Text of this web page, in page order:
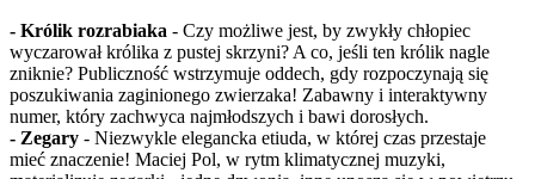
- Królik rozrabiaka - Czy możliwe jest, by zwykły chłopiec
wyczarował królika z pustej skrzyni? A co, jeśli ten królik nagle
zniknie? Publiczność wstrzymuje oddech, gdy rozpoczynają się
poszukiwania zaginionego zwierzaka! Zabawny i interaktywny
numer, który zachwyca najmłodszych i bawi dorosłych.
- Zegary - Niezwykle elegancka etiuda, w której czas przestaje
mieć znaczenie! Maciej Pol, w rytm klimatycznej muzyki,